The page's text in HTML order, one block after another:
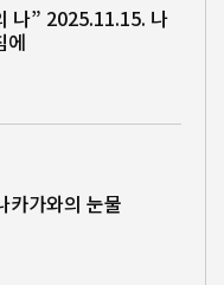
나” 2025.11.15. 나
에
카가와의 눈물